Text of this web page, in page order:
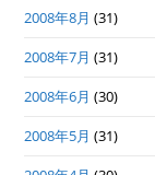
2008年8月 (31)
2008年7月 (31)
2008年6月 (30)
2008年5月 (31)